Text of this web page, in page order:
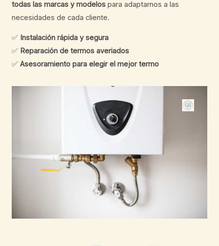
todas las marcas y modelos para adaptarnos a las
necesidades de cada cliente.
✅ Instalación rápida y segura
✅ Reparación de termos averiados
✅ Asesoramiento para elegir el mejor termo